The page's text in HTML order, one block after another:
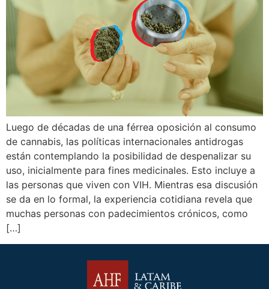
Luego de décadas de una férrea oposición al consumo
de cannabis, las políticas internacionales antidrogas
están contemplando la posibilidad de despenalizar su
uso, inicialmente para fines medicinales. Esto incluye a
las personas que viven con VIH. Mientras esa discusión
se da en lo formal, la experiencia cotidiana revela que
muchas personas con padecimientos crónicos, como
[…]